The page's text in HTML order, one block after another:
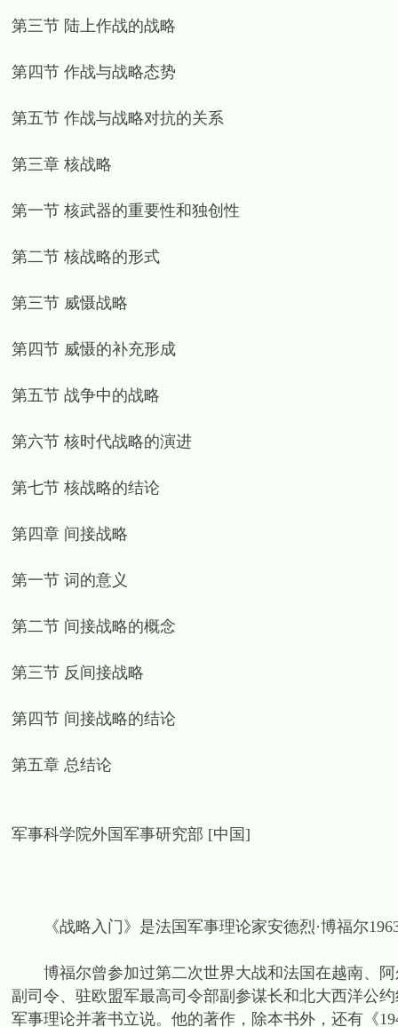
第三节 陆上作战的战略
第四节 作战与战略态势
第五节 作战与战略对抗的关系
第三章 核战略
第一节 核武器的重要性和独创性
第二节 核战略的形式
第三节 威慑战略
第四节 威慑的补充形成
第五节 战争中的战略
第六节 核时代战略的演进
第七节 核战略的结论
第四章 间接战略
第一节 词的意义
第二节 间接战略的概念
第三节 反间接战略
第四节 间接战略的结论
第五章 总结论
军事科学院外国军事研究部 [中国]
《战略入门》是法国军事理论家安德烈·博福尔
博福尔曾参加过第二次世界大战和法国在越南、阿
副司令、驻欧盟军最高司令部副参谋长和北大西洋公
军事理论并著书立说。他的著作，除本书外，还有《